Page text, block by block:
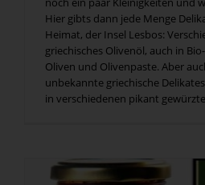
Hier gibts dann jede Menge
Heimat, der Insel Lesbos:
griechisches Olivenöl, auch in
Oliven und Olivenpaste. Aber
unbekannte griechische
in verschiedenen pikant